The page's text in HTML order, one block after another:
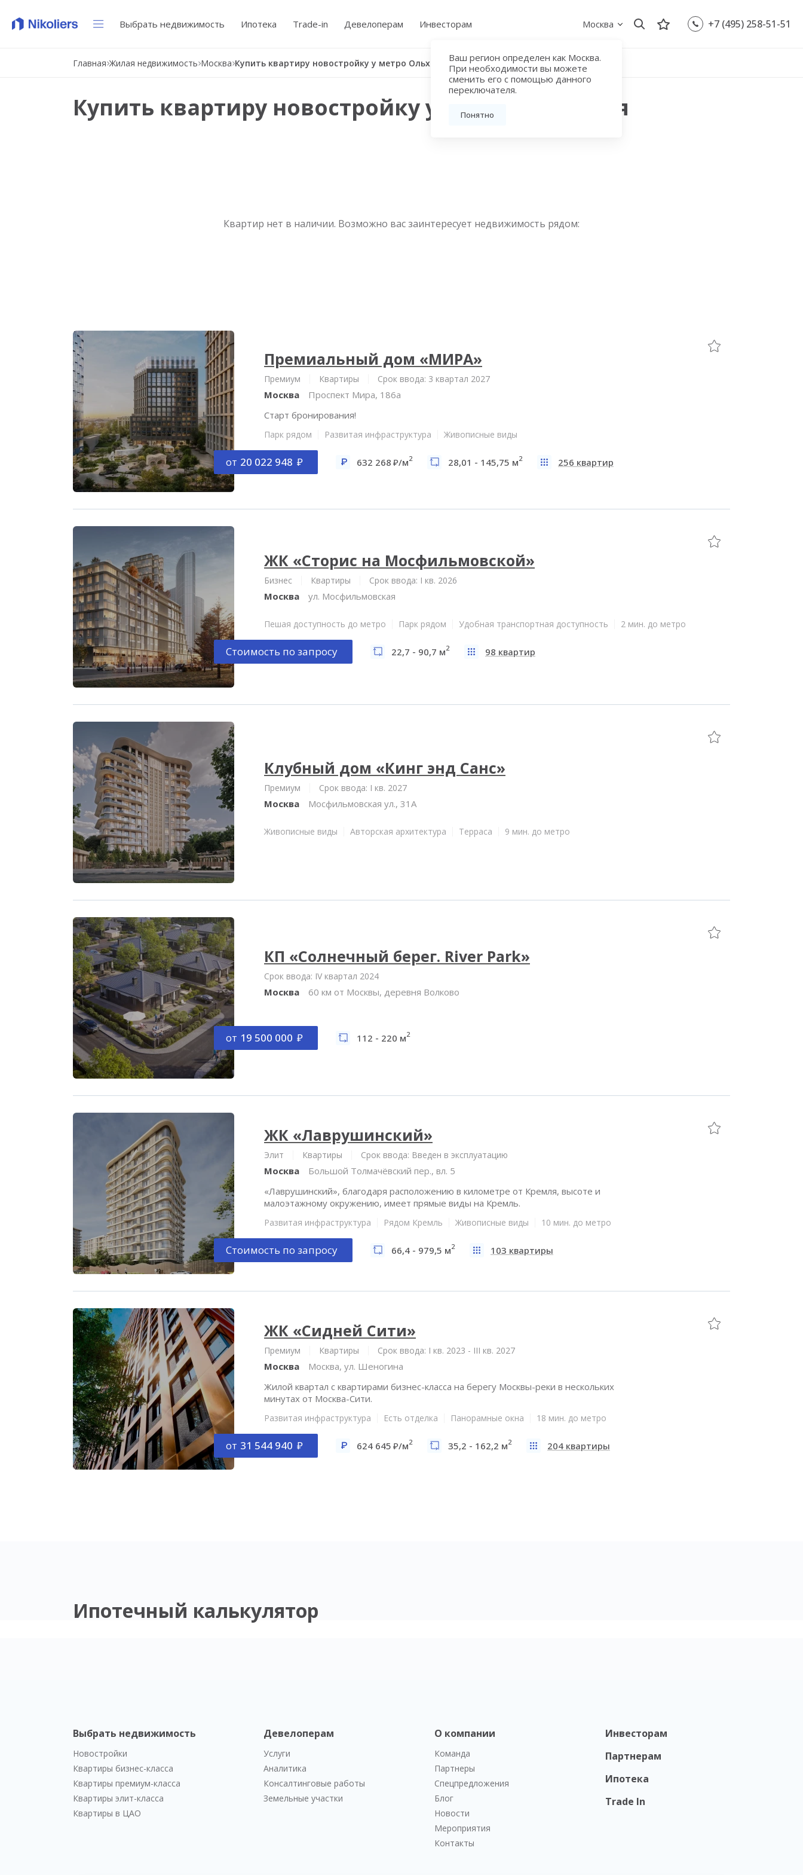
Выбрать недвижимость Ипотека Trade-in Девелоперам Инвесторам Москва
Ваш регион определен как Москва.
При необходимости вы можете
сменить его с помощью данного
переключателя.
Понятно
+7 (495) 258-51-51
Главная Жилая недвижимость Москва Купить квартиру новостройку у метро Ольховая
Купить квартиру новостройку у метро Ольховая
Квартир нет в наличии. Возможно вас заинтересует недвижимость рядом:
Премиальный дом «МИРА»
Премиум Квартиры Срок ввода: 3 квартал 2027
Москва
Проспект Мира, 186а
Старт бронирования!
Парк рядом Развитая инфраструктура Живописные виды
от 20 022 948 632 268 /м2 28,01 - 145,75 м2 256 квартир
ЖК «Сторис на Мосфильмовской»
Бизнес Квартиры Срок ввода: I кв. 2026
Москва ул. Мосфильмовская
Пешая доступность до метро Парк рядом Удобная транспортная доступность 2 мин. до метро
Стоимость по запросу 22,7 - 90,7 м2 98 квартир
Клубный дом «Кинг энд Санс»
Премиум Срок ввода: I кв. 2027
Москва Мосфильмовская ул., 31А
Живописные виды Авторская архитектура Терраса 9 мин. до метро
КП «Солнечный берег. River Park»
Срок ввода: IV квартал 2024
Москва 60 км от Москвы, деревня Волково
от 19 500 000 112 - 220 м2
ЖК «Лаврушинский»
Элит Квартиры Срок ввода: Введен в эксплуатацию
Москва
Большой Толмачёвский пер., вл. 5
«Лаврушинский», благодаря расположению в километре от Кремля, высоте и
малоэтажному окружению, имеет прямые виды на Кремль.
Развитая инфраструктура Рядом Кремль Живописные виды 10 мин. до метро
Стоимость по запросу 66,4 - 979,5 м2 103 квартиры
ЖК «Сидней Сити»
Премиум Квартиры Срок ввода: I кв. 2023 - III кв. 2027
Москва
Москва, ул. Шеногина
Жилой квартал с квартирами бизнес-класса на берегу Москвы-реки в нескольких
минутах от Москва-Сити.
Развитая инфраструктура Есть отделка Панорамные окна 18 мин. до метро
от 31 544 940 624 645 /м2 35,2 - 162,2 м2 204 квартиры
Ипотечный калькулятор
Выбрать недвижимость
Новостройки
Квартиры бизнес-класса
Квартиры премиум-класса
Квартиры элит-класса
Квартиры в ЦАО
Девелоперам
Услуги
Аналитика
Консалтинговые работы
Земельные участки
О компании
Команда
Партнеры
Спецпредложения
Блог
Новости
Мероприятия
Контакты
Инвесторам
Партнерам
Ипотека
Trade In